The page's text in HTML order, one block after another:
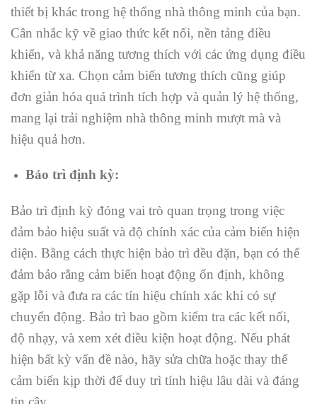
thiết bị khác trong hệ thống nhà thông minh của bạn.
Cân nhắc kỹ về giao thức kết nối, nền tảng điều
khiển, và khả năng tương thích với các ứng dụng điều
khiển từ xa. Chọn cảm biến tương thích cũng giúp
đơn giản hóa quá trình tích hợp và quản lý hệ thống,
mang lại trải nghiệm nhà thông minh mượt mà và
hiệu quả hơn.
Bảo trì định kỳ:
Bảo trì định kỳ đóng vai trò quan trọng trong việc
đảm bảo hiệu suất và độ chính xác của cảm biến hiện
diện. Bằng cách thực hiện bảo trì đều đặn, bạn có thể
đảm bảo rằng cảm biến hoạt động ổn định, không
gặp lỗi và đưa ra các tín hiệu chính xác khi có sự
chuyển động. Bảo trì bao gồm kiểm tra các kết nối,
độ nhạy, và xem xét điều kiện hoạt động. Nếu phát
hiện bất kỳ vấn đề nào, hãy sửa chữa hoặc thay thế
cảm biến kịp thời để duy trì tính hiệu lâu dài và đáng